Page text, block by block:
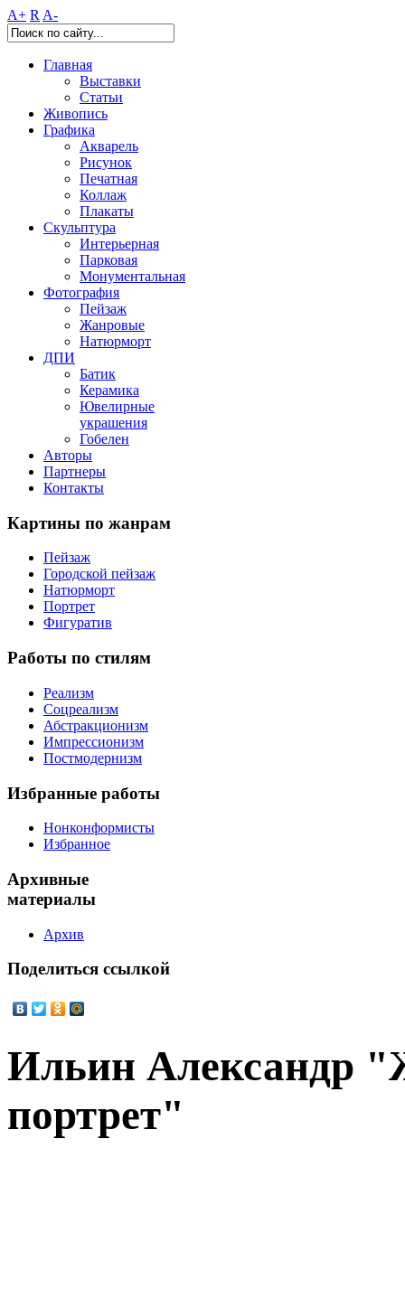
A+ R A-
Главная
Выставки
Статьи
Живопись
Графика
Акварель
Рисунок
Печатная
Коллаж
Плакаты
Скульптура
Интерьерная
Парковая
Монументальная
Фотография
Пейзаж
Жанровые
Натюрморт
ДПИ
Батик
Керамика
Ювелирные
украшения
Гобелен
Авторы
Партнеры
Контакты
Картины по жанрам
Пейзаж
Городской пейзаж
Натюрморт
Портрет
Фигуратив
Работы по стилям
Реализм
Соцреализм
Абстракционизм
Импрессионизм
Постмодернизм
Избранные работы
Нонконформисты
Избранное
Архивные
материалы
Архив
Поделиться ссылкой
Ильин Александр
портрет"